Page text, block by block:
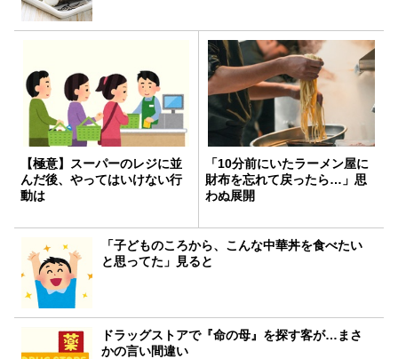
【極意】スーパーのレジに並
んだ後、やってはいけない行
動は
「10分前にいたラーメン屋に
財布を忘れて戻ったら…」思
わぬ展開
「子どものころから、こんな中華丼を食べたい
と思ってた」見ると
ドラッグストアで『命の母』を探す客が…まさ
かの言い間違い